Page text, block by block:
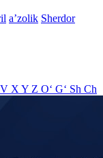
aʼzolik Sherdor
V X Y Z O‘ G‘ Sh Ch